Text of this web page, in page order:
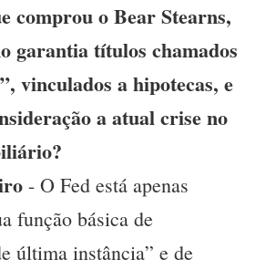
comprou o Bear Stearns,
garantia títulos chamados
vinculados a hipotecas, e
a atual crise no
- O Fed está apenas
função básica de
última instância” e de